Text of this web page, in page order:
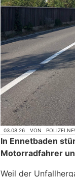
03.08.26 VON
In Ennetbaden
Motorradfahrer
Weil der